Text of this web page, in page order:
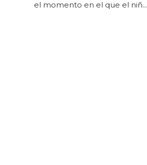
el momento en el que el niñ...